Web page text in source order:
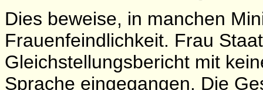
Dies beweise, in manchen
Frauenfeindlichkeit. Frau
Gleichstellungsbericht mit
Sprache eingegangen. Die